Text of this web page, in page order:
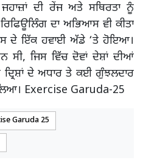
ਦੀ ਰੇਂਜ ਅਤੇ ਸਥਿਰਤਾ ਨੂੰ
ਦਾ ਅਭਿਆਸ ਵੀ ਕੀਤਾ
ਦੇ ਇੱਕ ਹਵਾਈ ਅੱਡੇ ‘ਤੇ ਹੋਇਆ।
ਸੀ, ਜਿਸ ਵਿੱਚ ਦੋਵਾਂ ਦੇਸ਼ਾਂ ਦੀਆਂ
ਦੇ ਅਧਾਰ ਤੇ ਕਈ ਗੁੰਝਲਦਾਰ
Exercise Garuda-25
Garuda 25